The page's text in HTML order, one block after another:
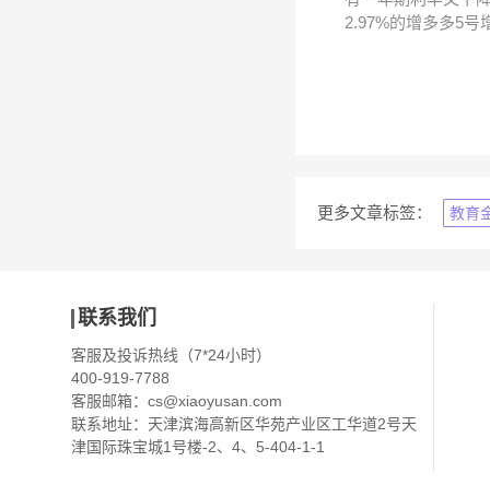
2.97%的增多多5号
更多文章标签： 教育
联系我们
客服及投诉热线（7*24小时）
400-919-7788
客服邮箱： cs@xiaoyusan.com
联系地址：天津滨海高新区华苑产业区工华道2号天
津国际珠宝城1号楼-2、4、5-404-1-1